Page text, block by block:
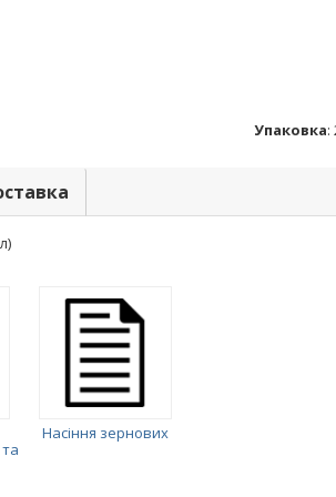
Упаковка:
Насіння зернових